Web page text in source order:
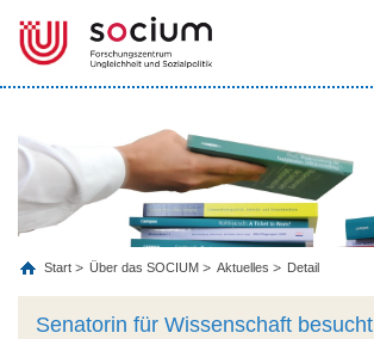
Start Über das SOCIUM Aktuelles Detail
Senatorin für Wissenschaft besucht